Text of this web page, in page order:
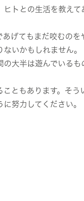
トとの生活を教えて
げてもまだ咬むのを
いかもしれません。
大半は遊んでいるも
こともあります。そ
努力してください。